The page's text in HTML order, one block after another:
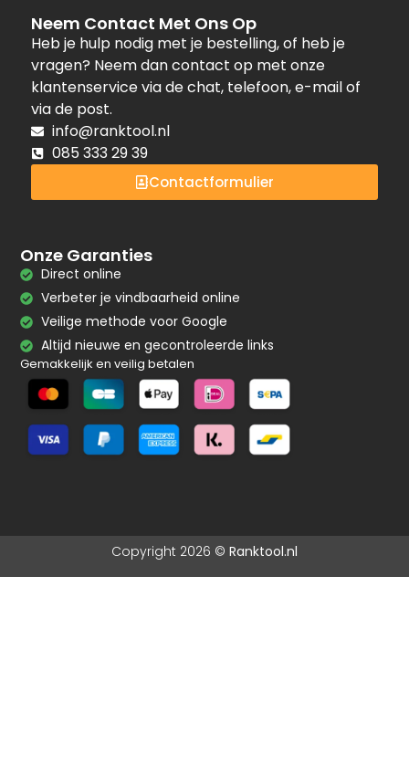
Neem Contact Met Ons Op
Heb je hulp nodig met je bestelling, of heb je
vragen? Neem dan contact op met onze
klantenservice via de chat, telefoon, e-mail of
via de post.
info@ranktool.nl
085 333 29 39
Contactformulier
Onze Garanties
Direct online
Verbeter je vindbaarheid online
Veilige methode voor Google
Altijd nieuwe en gecontroleerde links
Gemakkelijk en veilig betalen
Copyright 2026 © Ranktool.nl